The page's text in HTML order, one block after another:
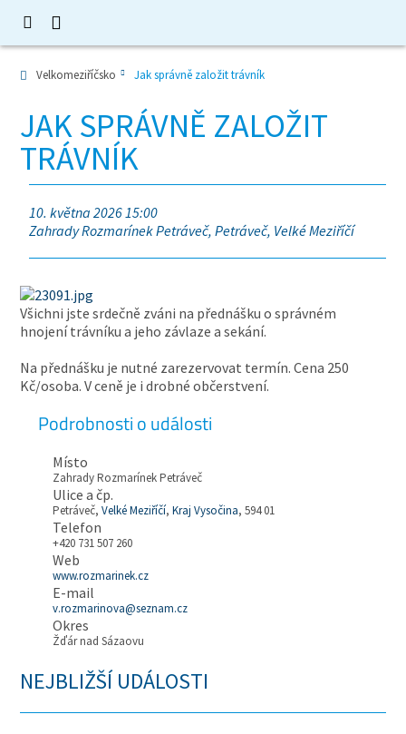
Velkomeziříčsko Jak správně založit trávník
JAK SPRÁVNĚ ZALOŽIT
TRÁVNÍK
10. května 2026 15:00
Zahrady Rozmarínek Petráveč, Petráveč, Velké Meziříčí
Všichni jste srdečně zváni na přednášku o správném
hnojení trávníku a jeho závlaze a sekání.
Na přednášku je nutné zarezervovat termín. Cena 250
Kč/osoba. V ceně je i drobné občerstvení.
Podrobnosti o události
Místo
Zahrady Rozmarínek Petráveč
Ulice a čp.
Petráveč,Velké Meziříčí,Kraj Vysočina, 594 01
Telefon
+420 731 507 260
Web
www.rozmarinek.cz
E-mail
v.rozmarinova@seznam.cz
Okres
Žďár nad Sázaovu
NEJBLIŽŠÍ UDÁLOSTI